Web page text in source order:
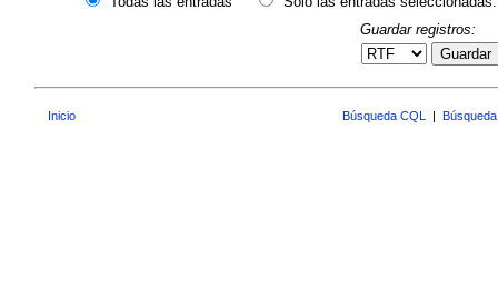
Guardar registros:
Guardar
Inicio Búsqueda CQL